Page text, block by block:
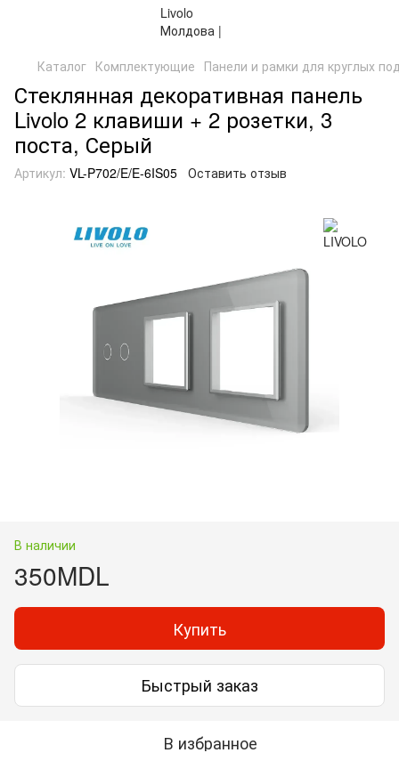
Каталог Комплектующие Панели и рамки для круглых
Стеклянная декоративная панель
Livolo 2 клавиши + 2 розетки, 3
поста, Серый
Артикул: VL-P702/E/E-6IS05 Оставить отзыв
В наличии
350MDL
Купить
Быстрый заказ
В избранное